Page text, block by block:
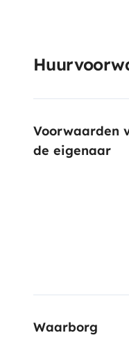
Voorwaarden
de eigenaar
Waarborg